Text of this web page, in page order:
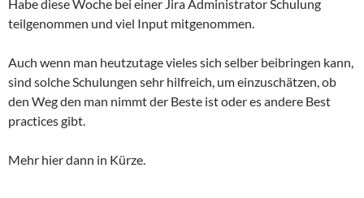
Habe diese Woche bei einer Jira Administrator Schulung
teilgenommen und viel Input mitgenommen.
Auch wenn man heutzutage vieles sich selber beibringen kann,
sind solche Schulungen sehr hilfreich, um einzuschätzen, ob
den Weg den man nimmt der Beste ist oder es andere Best
practices gibt.
Mehr hier dann in Kürze.